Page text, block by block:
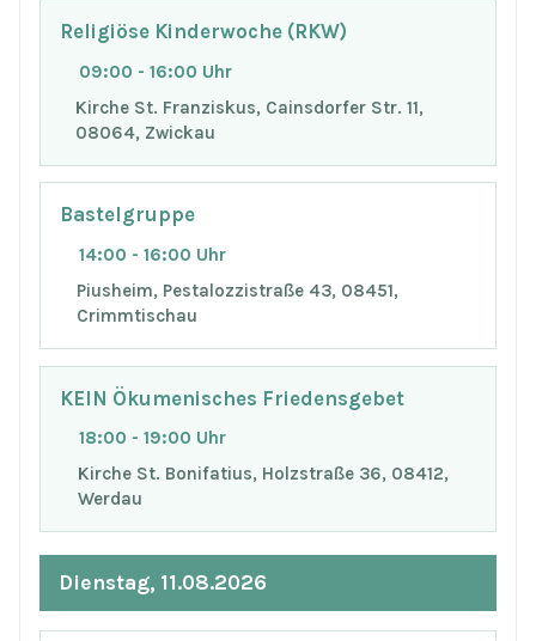
Religiöse Kinderwoche (RKW)
09:00 - 16:00 Uhr
Kirche St. Franziskus, Cainsdorfer Str. 11,
08064, Zwickau
Bastelgruppe
14:00 - 16:00 Uhr
Piusheim, Pestalozzistraße 43, 08451,
Crimmtischau
KEIN Ökumenisches Friedensgebet
18:00 - 19:00 Uhr
Kirche St. Bonifatius, Holzstraße 36, 08412,
Werdau
Dienstag, 11.08.2026